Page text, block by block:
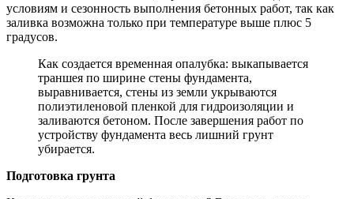
условиям и сезонность выполнения бетонных работ, так как
заливка возможна только при температуре выше плюс 5
градусов.
Как создается временная опалубка: выкапывается
траншея по ширине стены фундамента,
выравнивается, стены из земли укрываются
полиэтиленовой пленкой для гидроизоляции и
заливаются бетоном. После завершения работ по
устройству фундамента весь лишний грунт
убирается.
Подготовка грунта